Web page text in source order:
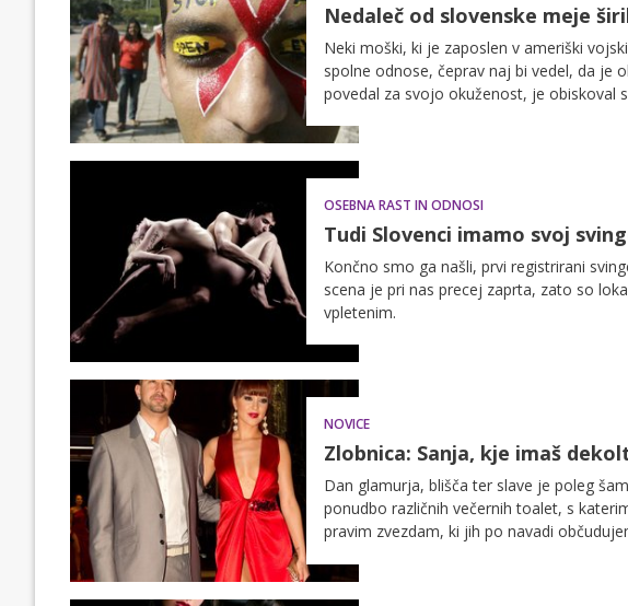
Nedaleč od slovenske meje
Neki moški, ki je zaposlen v ameriški
spolne odnose, čeprav naj bi vedel, da je
povedal za svojo okuženost, je obiskoval
OSEBNA RAST IN ODNOSI
Tudi Slovenci imamo svoj
Končno smo ga našli, prvi registrirani
scena je pri nas precej zaprta, zato so
vpletenim.
NOVICE
Zlobnica: Sanja, kje imaš
Dan glamurja, blišča ter slave je poleg
ponudbo različnih večernih toalet, s
pravim zvezdam, ki jih po navadi